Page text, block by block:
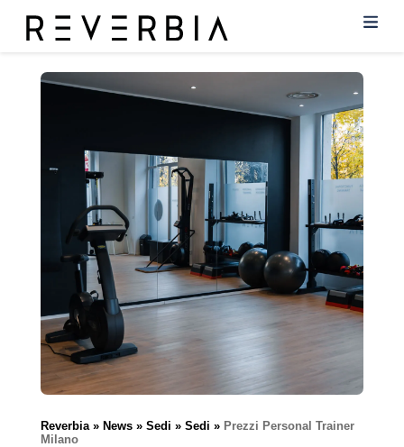
Reverbia News Sedi Sedi
Prezzi Personal Trainer
Milano